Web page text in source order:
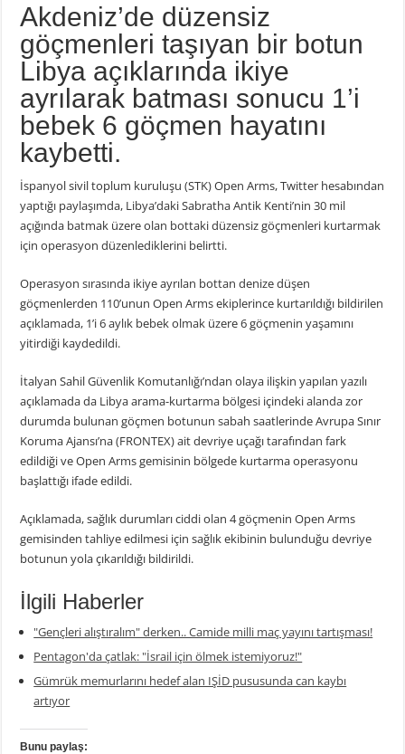
Akdeniz’de düzensiz
göçmenleri taşıyan bir botun
Libya açıklarında ikiye
ayrılarak batması sonucu 1’i
bebek 6 göçmen hayatını
kaybetti.
İspanyol sivil toplum kuruluşu (STK) Open Arms, Twitter hesabından
yaptığı paylaşımda, Libya’daki Sabratha Antik Kenti’nin 30 mil
açığında batmak üzere olan bottaki düzensiz göçmenleri kurtarmak
için operasyon düzenlediklerini belirtti.
Operasyon sırasında ikiye ayrılan bottan denize düşen
göçmenlerden 110’unun Open Arms ekiplerince kurtarıldığı bildirilen
açıklamada, 1’i 6 aylık bebek olmak üzere 6 göçmenin yaşamını
yitirdiği kaydedildi.
İtalyan Sahil Güvenlik Komutanlığı’ndan olaya ilişkin yapılan yazılı
açıklamada da Libya arama-kurtarma bölgesi içindeki alanda zor
durumda bulunan göçmen botunun sabah saatlerinde Avrupa Sınır
Koruma Ajansı’na (FRONTEX) ait devriye uçağı tarafından fark
edildiği ve Open Arms gemisinin bölgede kurtarma operasyonu
başlattığı ifade edildi.
Açıklamada, sağlık durumları ciddi olan 4 göçmenin Open Arms
gemisinden tahliye edilmesi için sağlık ekibinin bulunduğu devriye
botunun yola çıkarıldığı bildirildi.
İlgili Haberler
"Gençleri alıştıralım" derken.. Camide milli maç yayını tartışması!
Pentagon'da çatlak: "İsrail için ölmek istemiyoruz!"
Gümrük memurlarını hedef alan IŞİD pususunda can kaybı
artıyor
Bunu paylaş: